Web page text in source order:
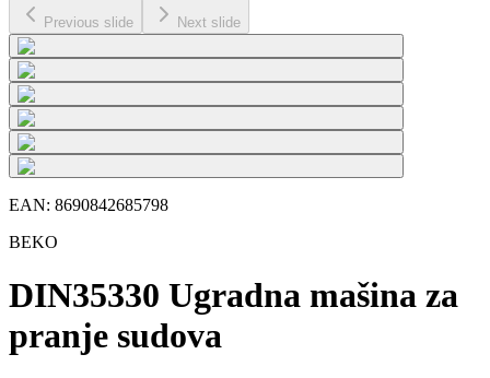
Previous slide Next slide
EAN: 8690842685798
BEKO
DIN35330 Ugradna mašina za
pranje sudova